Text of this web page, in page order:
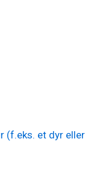
(f.eks. et dyr eller